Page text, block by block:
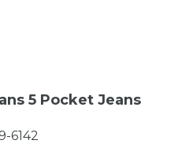
5 Pocket Jeans
6142